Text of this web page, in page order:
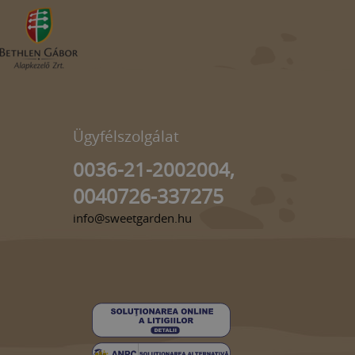
Ügyfélszolgálat
0036-21-2002004,
0040726-337275
info@sweetgarden.hu